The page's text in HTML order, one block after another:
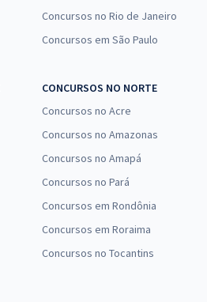
Concursos no Rio de Janeiro
Concursos em São Paulo
CONCURSOS NO NORTE
Concursos no Acre
Concursos no Amazonas
Concursos no Amapá
Concursos no Pará
Concursos em Rondônia
Concursos em Roraima
Concursos no Tocantins